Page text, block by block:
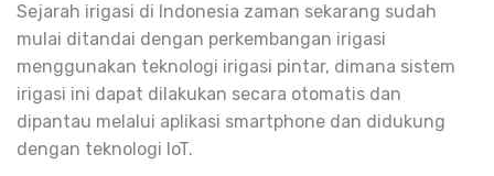
Sejarah irigasi di Indonesia zaman sekarang sudah
mulai ditandai dengan perkembangan irigasi
menggunakan teknologi irigasi pintar, dimana sistem
irigasi ini dapat dilakukan secara otomatis dan
dipantau melalui aplikasi smartphone dan didukung
dengan teknologi IoT.